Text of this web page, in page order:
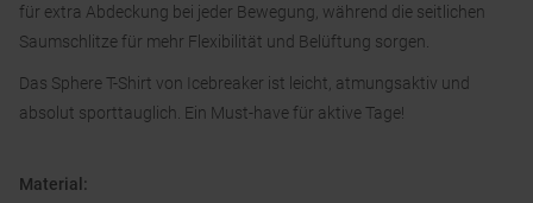
für extra Abdeckung bei jeder Bewegung, während die seitlichen
Saumschlitze für mehr Flexibilität und Belüftung sorgen.
Das Sphere T-Shirt von Icebreaker ist leicht, atmungsaktiv und
absolut sporttauglich. Ein Must-have für aktive Tage!
Material: